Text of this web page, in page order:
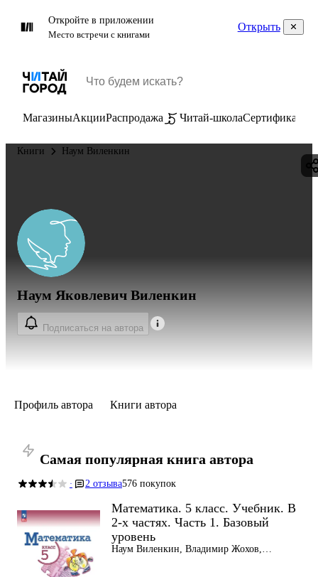
Откройте в приложении
Место встречи с книгами
Открыть
МагазиныАкцииРаспродажа Читай-школаСертификаты
Книги Наум Виленкин
Наум Яковлевич Виленкин
Подписаться на автора
Профиль автора Книги автора
Самая популярная книга автора
· 2 отзыва576 покупок
Математика. 5 класс. Учебник. В
2-х частях. Часть 1. Базовый
уровень
Наум Виленкин, Владимир Жохов,